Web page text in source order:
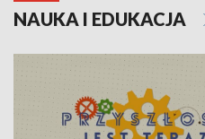
NAUKA I EDUKACJA